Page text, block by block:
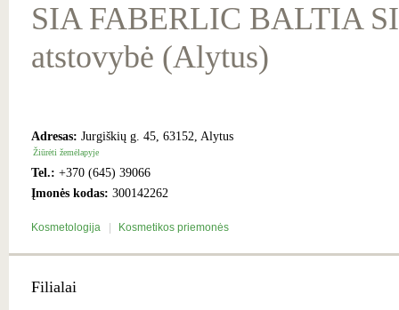
SIA FABERLIC BALTIA
atstovybė (Alytus)
Adresas: Jurgiškių g. 45, 63152, Alytus
Žiūrėti žemėlapyje
Tel.: +370 (645) 39066
Įmonės kodas: 300142262
Kosmetologija Kosmetikos priemonės
Filialai